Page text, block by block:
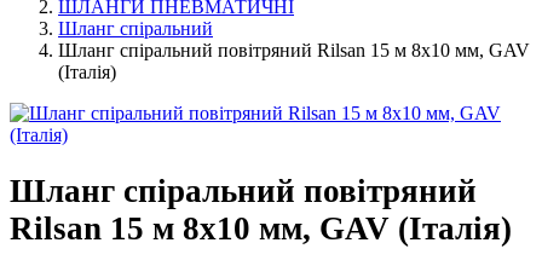
ШЛАНГИ ПНЕВМАТИЧНІ
Шланг спіральний
Шланг спіральний повітряний Rilsan 15 м 8x10 мм, GAV
(Італія)
Шланг спіральний повітряний
Rilsan 15 м 8x10 мм, GAV (Італія)